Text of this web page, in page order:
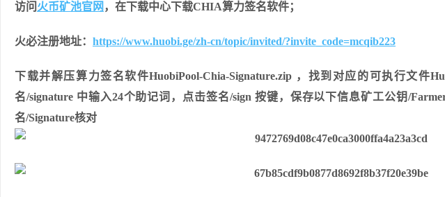
访问 ⽕币矿池官⽹ ，在下载中⼼下载CHIA算⼒签名软件；
火必注册地址： https://www.huobi.ge/zh-cn/topic/invited/?invite_code=mcqib223
下载并解压算⼒签名软件HuobiPool-Chia-Signature.zip ，找到对应的可执⾏⽂件
名/signature 中输⼊24个助记词，点击签名/sign 按键，保存以下信息矿⼯公钥/
名/Signature核对